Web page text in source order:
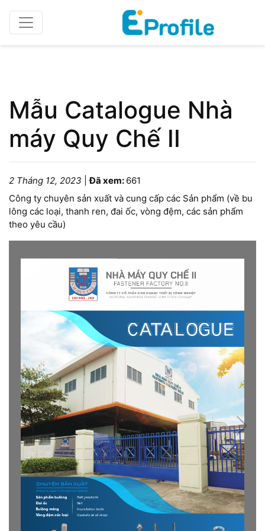
HomeCatalogue/Brochure
Mẫu Catalogue Nhà
máy Quy Chế II
2 Tháng 12, 2023 |Đã xem: 661
Công ty chuyên sản xuất và cung cấp các Sản phẩm (về bu
lông các loại, thanh ren, đai ốc, vòng đệm, các sản phẩm
theo yêu cầu)